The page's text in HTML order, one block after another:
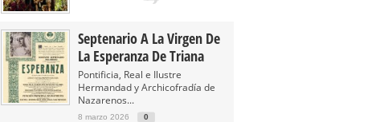
Septenario A La Virgen De
La Esperanza De Triana
Pontificia, Real e Ilustre
Hermandad y Archicofradía de
Nazarenos...
8 marzo 2026 0